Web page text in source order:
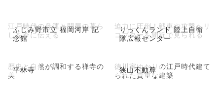
ふじみ野市立 福岡河岸 記
念館
江戸時代の舟運と問屋の暮ら
しを今に伝える
りっくんランド 陸上自衛
隊広報センター
迫力に圧倒！戦車や攻撃ヘリ
コプターを間近で見られる
平林寺
歴史と自然が調和する禅寺の
美
狭山不動尊
徳川家ゆかりの江戸時代建て
られた貴重な建築